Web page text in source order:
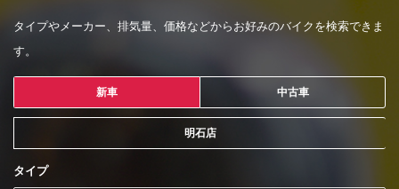
タイプやメーカー、排気量、価格などからお好みのバイクを検索できま
す。
新車 中古車
明石店
タイプ